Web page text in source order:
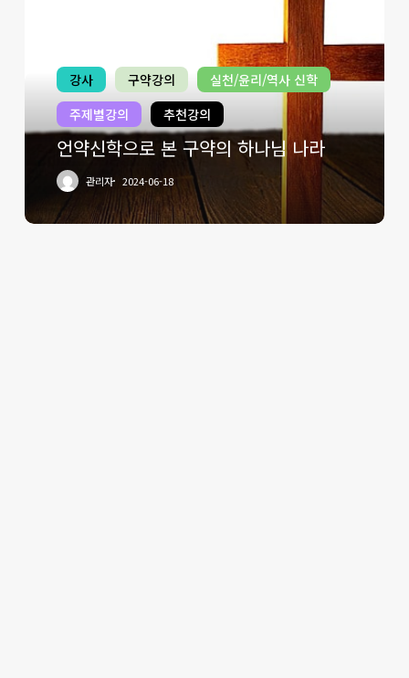
강사 구약강의
실천/윤리/역사 신학
주제별강의
추천강의
언약신학으로 본 구약의 하나님 나라
관리자 2024-06-18